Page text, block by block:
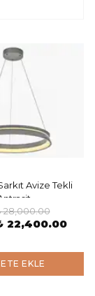
Avize Tekli
Antrasit
28,000.00
22,400.00
EKLE